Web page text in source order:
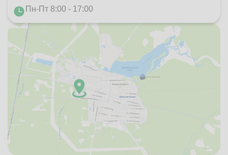
Пн-Пт 8:00 - 17:00